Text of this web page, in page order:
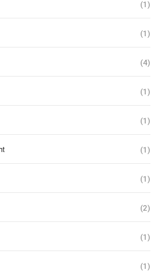
(1)
(1)
(4)
(1)
(1)
(1)
(1)
(2)
(1)
(1)